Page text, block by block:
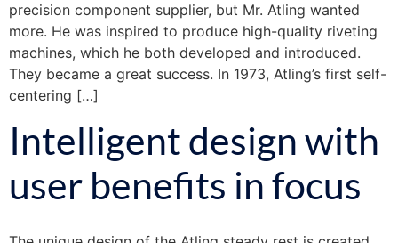
precision component supplier, but Mr. Atling wanted
more. He was inspired to produce high-quality riveting
machines, which he both developed and introduced.
They became a great success. In 1973, Atling’s first self-
centering […]
Intelligent design with
user benefits in focus